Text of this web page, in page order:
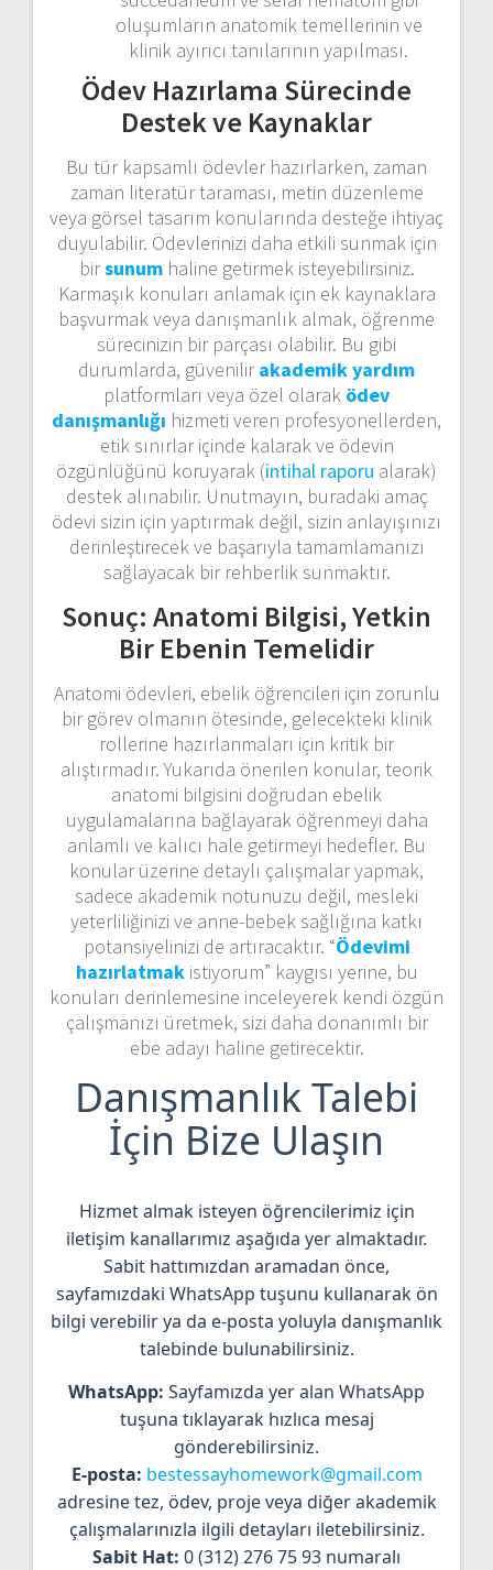
oluşumların anatomik temellerinin ve
klinik ayırıcı tanılarının yapılması.
Ödev Hazırlama Sürecinde
Destek ve Kaynaklar
Bu tür kapsamlı ödevler hazırlarken, zaman
zaman literatür taraması, metin düzenleme
veya görsel tasarım konularında desteğe ihtiyaç
duyulabilir. Ödevlerinizi daha etkili sunmak için
birsunumhaline getirmek isteyebilirsiniz.
Karmaşık konuları anlamak için ek kaynaklara
başvurmak veya danışmanlık almak, öğrenme
sürecinizin bir parçası olabilir. Bu gibi
durumlarda, güvenilirakademik yardım
platformları veya özel olarak ödev
danışmanlığı hizmeti veren profesyonellerden,
etik sınırlar içinde kalarak ve ödevin
özgünlüğünü koruyarak (intihal raporu alarak)
destek alınabilir. Unutmayın, buradaki amaç
ödevi sizin için yaptırmak değil, sizin anlayışınızı
derinleştirecek ve başarıyla tamamlamanızı
sağlayacak bir rehberlik sunmaktır.
Sonuç: Anatomi Bilgisi, Yetkin
Bir Ebenin Temelidir
Anatomi ödevleri, ebelik öğrencileri için zorunlu
bir görev olmanın ötesinde, gelecekteki klinik
rollerine hazırlanmaları için kritik bir
alıştırmadır. Yukarıda önerilen konular, teorik
anatomi bilgisini doğrudan ebelik
uygulamalarına bağlayarak öğrenmeyi daha
anlamlı ve kalıcı hale getirmeyi hedefler. Bu
konular üzerine detaylı çalışmalar yapmak,
sadece akademik notunuzu değil, mesleki
yeterliliğinizi ve anne-bebek sağlığına katkı
potansiyelinizi de artıracaktır. “Ödevimi
hazırlatmakistiyorum” kaygısı yerine, bu
konuları derinlemesine inceleyerek kendi özgün
çalışmanızı üretmek, sizi daha donanımlı bir
ebe adayı haline getirecektir.
Danışmanlık Talebi
İçin Bize Ulaşın
Hizmet almak isteyen öğrencilerimiz için
iletişim kanallarımız aşağıda yer almaktadır.
Sabit hattımızdan aramadan önce,
sayfamızdaki WhatsApp tuşunu kullanarak ön
bilgi verebilir ya da e-posta yoluyla danışmanlık
talebinde bulunabilirsiniz.
WhatsApp: Sayfamızda yer alan WhatsApp
tuşuna tıklayarak hızlıca mesaj
gönderebilirsiniz.
E-posta: bestessayhomework@gmail.com
adresine tez, ödev, proje veya diğer akademik
çalışmalarınızla ilgili detayları iletebilirsiniz.
Sabit Hat: 0 (312) 276 75 93 numaralı